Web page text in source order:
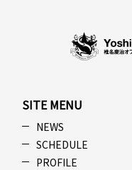
SITE MENU
NEWS
SCHEDULE
PROFILE